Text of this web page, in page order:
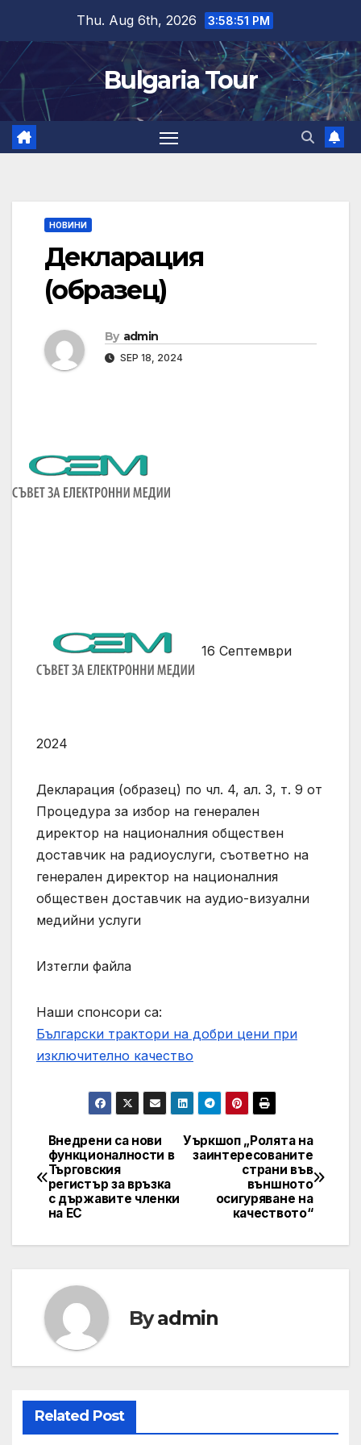
content
Thu. Aug 6th, 2026 3:58:51 PM
Bulgaria Tour
НОВИНИ
Декларация
(образец)
By admin
SEP 18, 2024
16 Септември
2024
Декларация (образец) по чл. 4, ал. 3, т. 9 от
Процедура за избор на генерален
директор на националния обществен
доставчик на радиоуслуги, съответно на
генерален директор на националния
обществен доставчик на аудио-визуални
медийни услуги
Изтегли файла
Наши спонсори са:
Български трактори на добри цени при
изключително качество
Post
navigation
Уъркшоп „Ролята на
заинтересованите
страни във
външното
осигуряване на
качеството“
Внедрени са нови
функционалности в
Търговския
регистър за връзка
с държавите членки
на ЕС
Byadmin
Related Post